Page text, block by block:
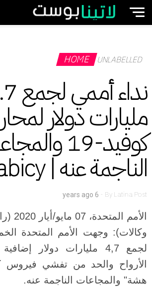
HOME UNLABELLED
نداء
مليارات دولار
كوفيد-19
الناجمة عنه | Arabicy
ByLatina Post
-
6 years ago
الأمم
وكالات): وجهت الأمم المتحدة
لجمع 4,7 مليارات دولار
الأرواح والحد من تفشي فيروس
هشة" والمجاعات الناجمة عنه.